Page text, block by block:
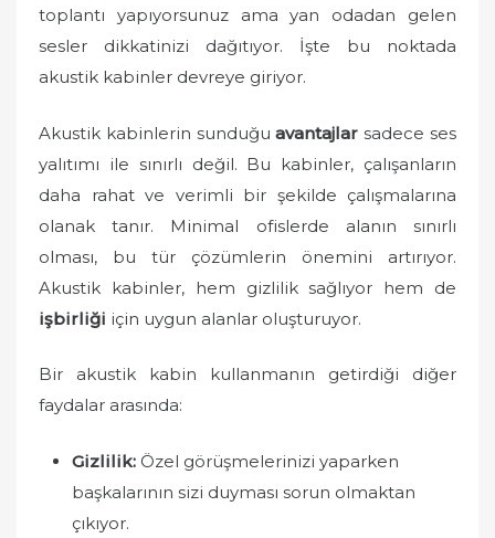
toplantı yapıyorsunuz ama yan odadan gelen
sesler dikkatinizi dağıtıyor. İşte bu noktada
akustik kabinler devreye giriyor.
Akustik kabinlerin sunduğuavantajlar sadece ses
yalıtımı ile sınırlı değil. Bu kabinler, çalışanların
daha rahat ve verimli bir şekilde çalışmalarına
olanak tanır. Minimal ofislerde alanın sınırlı
olması, bu tür çözümlerin önemini artırıyor.
Akustik kabinler, hem gizlilik sağlıyor hem de
işbirliği için uygun alanlar oluşturuyor.
Bir akustik kabin kullanmanın getirdiği diğer
faydalar arasında:
Gizlilik: Özel görüşmelerinizi yaparken
başkalarının sizi duyması sorun olmaktan
çıkıyor.